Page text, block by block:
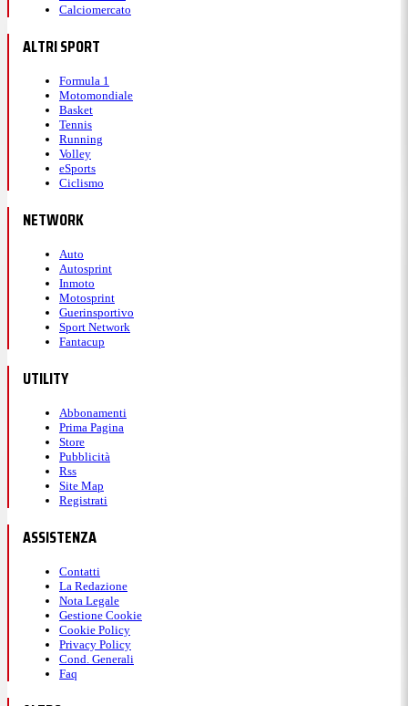
Calciomercato
ALTRI SPORT
Formula 1
Motomondiale
Basket
Tennis
Running
Volley
eSports
Ciclismo
NETWORK
Auto
Autosprint
Inmoto
Motosprint
Guerinsportivo
Sport Network
Fantacup
UTILITY
Abbonamenti
Prima Pagina
Store
Pubblicità
Rss
Site Map
Registrati
ASSISTENZA
Contatti
La Redazione
Nota Legale
Gestione Cookie
Cookie Policy
Privacy Policy
Cond. Generali
Faq